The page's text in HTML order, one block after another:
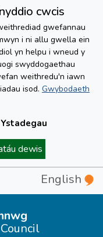
cwcis
gwefannau
i ni allu gwella ein
yn helpu i wneud y
swyddogaethau
weithredu'n iawn
isod. Gwybodaeth
dewis
English